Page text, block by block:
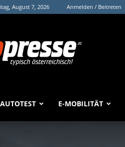
August 7, 2026 Anmelden / Beitreten
AUTOTEST E-MOBILITÄT